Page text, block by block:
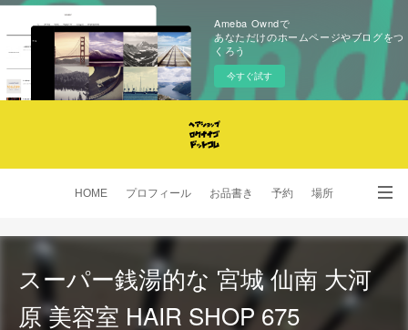
Ameba Owndで
あなただけのホームページやブログをつ
くろう
今すぐ試す
HOME プロフィール お品書き 予約 場所
SNS
スーパー銭湯的な 宮城 仙南 大河
原 美容室 HAIR SHOP 675